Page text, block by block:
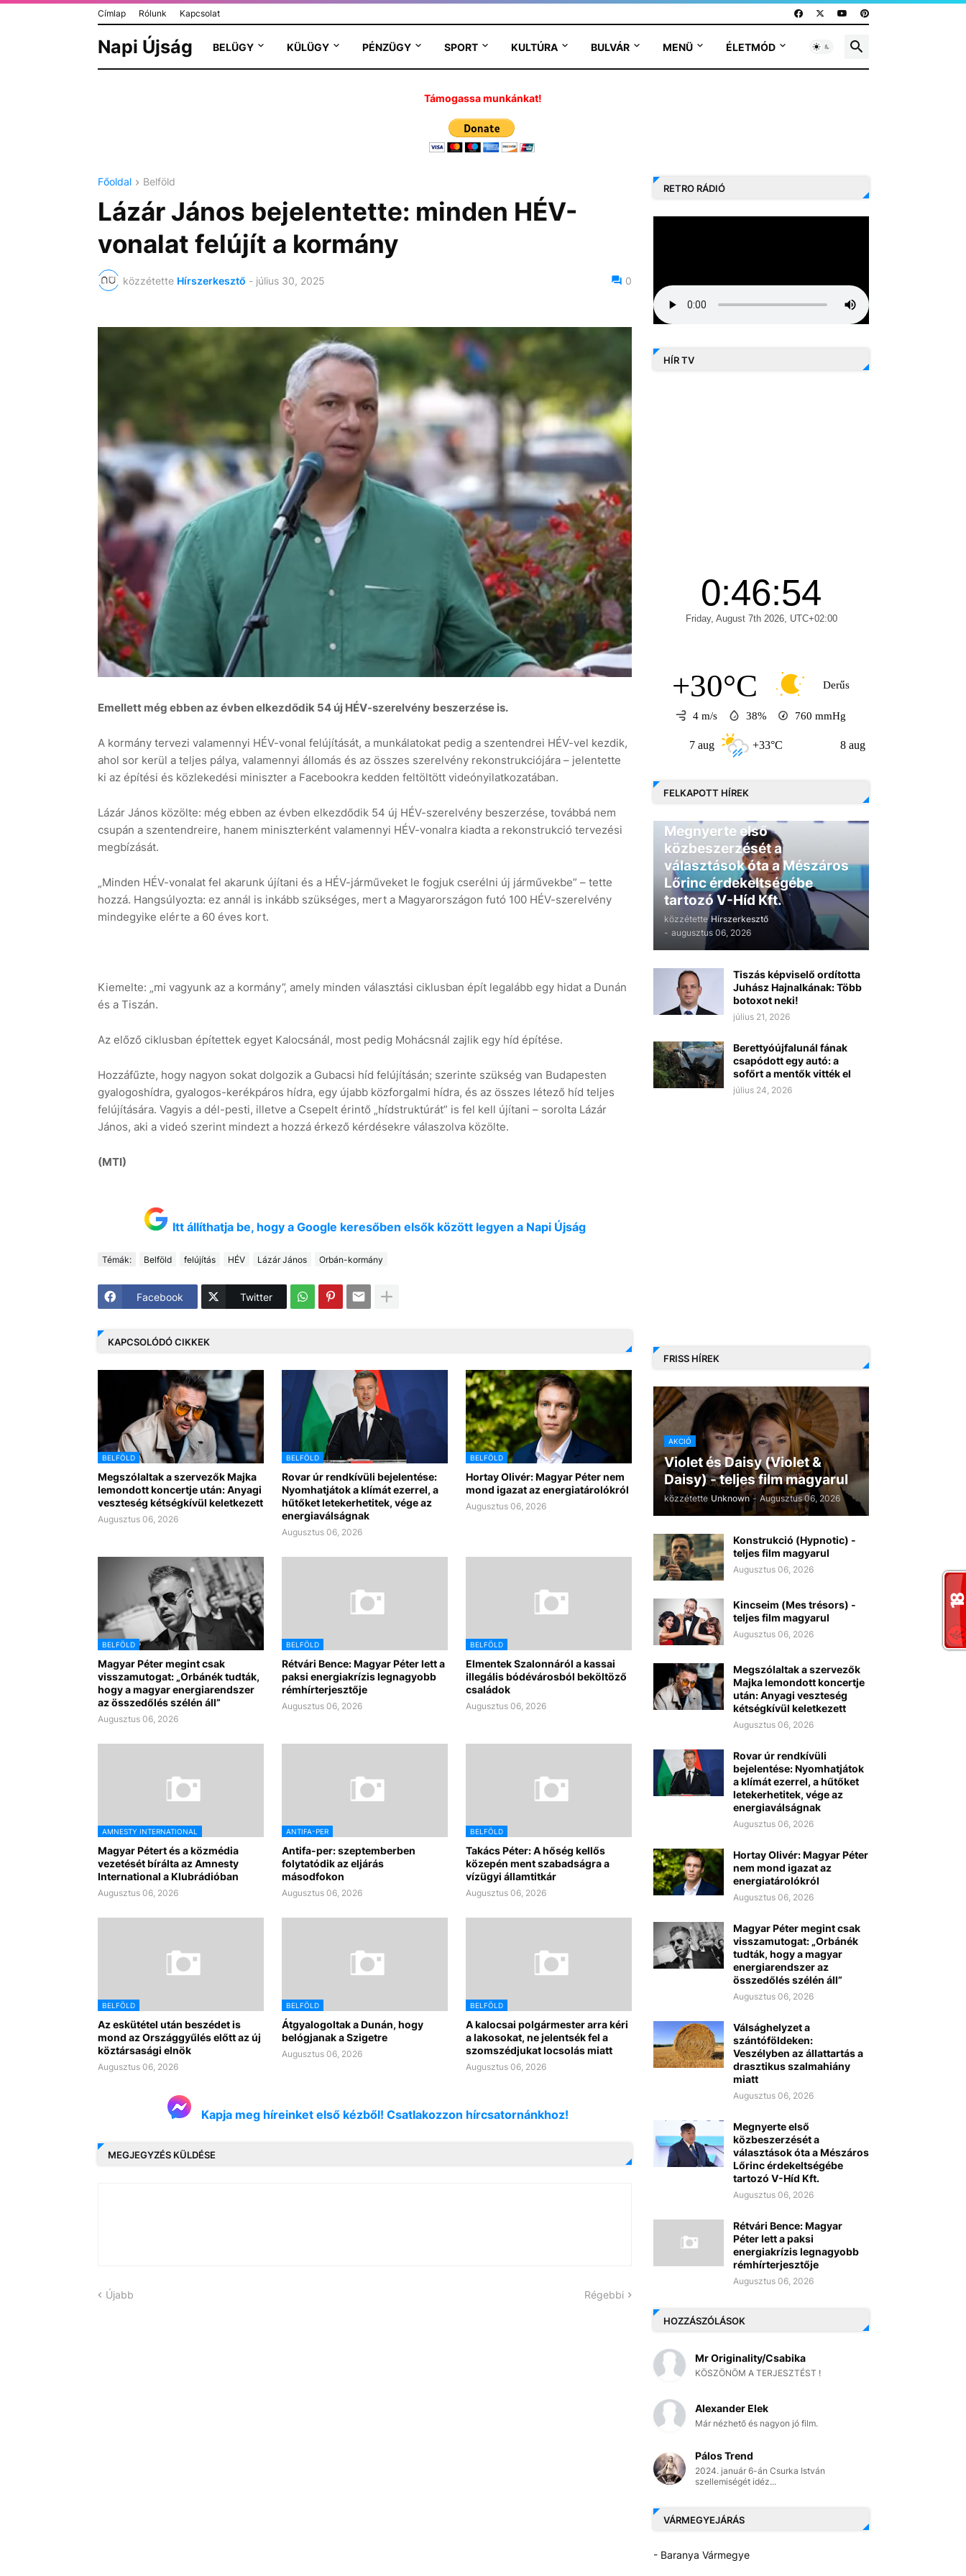
Címlap Rólunk Kapcsolat
Napi Újság BELÜGY KÜLÜGY PÉNZÜGY SPORT KULTÚRA BULVÁR MENÜ ÉLETMÓD
Támogassa munkánkat!
Főoldal Belföld
Lázár János bejelentette: minden HÉV-
vonalat felújít a kormány
közzétette Hírszerkesztő - július 30, 2025 0
Emellett még ebben az évben elkezdődik 54 új HÉV-szerelvény beszerzése is.
A kormány tervezi valamennyi HÉV-vonal felújítását, a munkálatokat pedig a szentendrei HÉV-vel kezdik,
ahol sor kerül a teljes pálya, valamennyi állomás és az összes szerelvény rekonstrukciójára – jelentette
ki az építési és közlekedési miniszter a Facebookra kedden feltöltött videónyilatkozatában.
Lázár János közölte: még ebben az évben elkezdődik 54 új HÉV-szerelvény beszerzése, továbbá nem
csupán a szentendreire, hanem miniszterként valamennyi HÉV-vonalra kiadta a rekonstrukció tervezési
megbízását.
„Minden HÉV-vonalat fel akarunk újítani és a HÉV-járműveket le fogjuk cserélni új járművekbe” – tette
hozzá. Hangsúlyozta: ez annál is inkább szükséges, mert a Magyarországon futó 100 HÉV-szerelvény
mindegyike elérte a 60 éves kort.
Kiemelte: „mi vagyunk az a kormány”, amely minden választási ciklusban épít legalább egy hidat a Dunán
és a Tiszán.
Az előző ciklusban építettek egyet Kalocsánál, most pedig Mohácsnál zajlik egy híd építése.
Hozzáfűzte, hogy nagyon sokat dolgozik a Gubacsi híd felújításán; szerinte szükség van Budapesten
gyalogoshídra, gyalogos-kerékpáros hídra, egy újabb közforgalmi hídra, és az összes létező híd teljes
felújítására. Vagyis a dél-pesti, illetve a Csepelt érintő „hídstruktúrát” is fel kell újítani – sorolta Lázár
János, aki a videó szerint mindezt a hozzá érkező kérdésekre válaszolva közölte.
(MTI)
Itt állíthatja be, hogy a Google keresőben elsők között legyen a Napi Újság
Témák: Belföld felújítás HÉV Lázár János Orbán-kormány
Facebook Twitter
KAPCSOLÓDÓ CIKKEK
BELFÖLD
Megszólaltak a szervezők Majka
lemondott koncertje után: Anyagi
veszteség kétségkívül keletkezett
Augusztus 06, 2026
BELFÖLD
Rovar úr rendkívüli bejelentése:
Nyomhatjátok a klímát ezerrel, a
hűtőket letekerhetitek, vége az
energiaválságnak
Augusztus 06, 2026
BELFÖLD
Hortay Olivér: Magyar Péter nem
mond igazat az energiatárolókról
Augusztus 06, 2026
BELFÖLD
Magyar Péter megint csak
visszamutogat: „Orbánék tudták,
hogy a magyar energiarendszer
az összedőlés szélén áll”
Augusztus 06, 2026
BELFÖLD
Rétvári Bence: Magyar Péter lett a
paksi energiakrízis legnagyobb
rémhírterjesztője
Augusztus 06, 2026
BELFÖLD
Elmentek Szalonnáról a kassai
illegális bódévárosból beköltöző
családok
Augusztus 06, 2026
AMNESTY INTERNATIONAL
Magyar Pétert és a közmédia
vezetését bírálta az Amnesty
International a Klubrádióban
Augusztus 06, 2026
ANTIFA-PER
Antifa-per: szeptemberben
folytatódik az eljárás
másodfokon
Augusztus 06, 2026
BELFÖLD
Takács Péter: A hőség kellős
közepén ment szabadságra a
vízügyi államtitkár
Augusztus 06, 2026
BELFÖLD
Az eskütétel után beszédet is
mond az Országgyűlés előtt az új
köztársasági elnök
Augusztus 06, 2026
BELFÖLD
Átgyalogoltak a Dunán, hogy
belógjanak a Szigetre
Augusztus 06, 2026
BELFÖLD
A kalocsai polgármester arra kéri
a lakosokat, ne jelentsék fel a
szomszédjukat locsolás miatt
Augusztus 06, 2026
Kapja meg híreinket első kézből! Csatlakozzon hírcsatornánkhoz!
MEGJEGYZÉS KÜLDÉSE
Újabb Régebbi
RETRO RÁDIÓ
HÍR TV
+30°C Derűs
4 m/s 38% 760 mmHg
+33°C +31°C
FELKAPOTT HÍREK
Megnyerte első
közbeszerzését a
választások óta a Mészáros
Lőrinc érdekeltségébe
tartozó V-Híd Kft.
közzétette Hírszerkesztő
- augusztus 06, 2026
Tiszás képviselő ordította
Juhász Hajnalkának: Több
botoxot neki!
július 21, 2026
Berettyóújfalunál fának
csapódott egy autó: a
sofőrt a mentők vitték el
július 24, 2026
FRISS HÍREK
AKCIÓ
Violet és Daisy (Violet &
Daisy) - teljes film magyarul
közzétette Unknown - Augusztus 06, 2026
Konstrukció (Hypnotic) -
teljes film magyarul
Augusztus 06, 2026
Kincseim (Mes trésors) -
teljes film magyarul
Augusztus 06, 2026
Megszólaltak a szervezők
Majka lemondott koncertje
után: Anyagi veszteség
kétségkívül keletkezett
Augusztus 06, 2026
Rovar úr rendkívüli
bejelentése: Nyomhatjátok
a klímát ezerrel, a hűtőket
letekerhetitek, vége az
energiaválságnak
Augusztus 06, 2026
Hortay Olivér: Magyar Péter
nem mond igazat az
energiatárolókról
Augusztus 06, 2026
Magyar Péter megint csak
visszamutogat: „Orbánék
tudták, hogy a magyar
energiarendszer az
összedőlés szélén áll”
Augusztus 06, 2026
Válsághelyzet a
szántóföldeken:
Veszélyben az állattartás a
drasztikus szalmahiány
miatt
Augusztus 06, 2026
Megnyerte első
közbeszerzését a
választások óta a Mészáros
Lőrinc érdekeltségébe
tartozó V-Híd Kft.
Augusztus 06, 2026
Rétvári Bence: Magyar
Péter lett a paksi
energiakrízis legnagyobb
rémhírterjesztője
Augusztus 06, 2026
HOZZÁSZÓLÁSOK
Mr Originality/Csabika
KÖSZÖNÖM A TERJESZTÉST !
Alexander Elek
Már nézhető és nagyon jó film.
Pálos Trend
2024. január 6-án Csurka István
szellemiségét idéz...
VÁRMEGYEJÁRÁS
- Baranya Vármegye